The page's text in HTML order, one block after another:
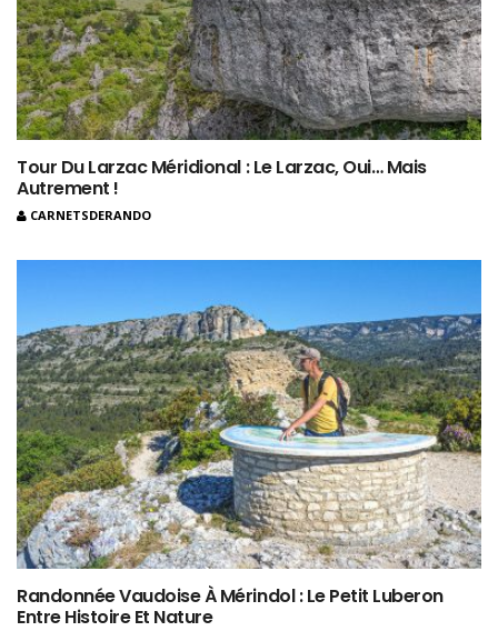
Tour Du Larzac Méridional : Le Larzac, Oui… Mais
Autrement !
CARNETSDERANDO
Randonnée Vaudoise À Mérindol : Le Petit Luberon
Entre Histoire Et Nature